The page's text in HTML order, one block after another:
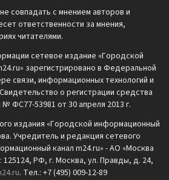
совпадать с мнением авторов и
ответственности за мнения,
читателями.
сетевое издание «Городской
зарегистрировано в Федеральной
связи, информационных технологий и
о регистрации средства
ФС77-53981 от 30 апреля 2013 г.
издания «Городской информационный
Учредитель и редакция сетевого
канал m24.ru» - АО «Москва
РФ, г. Москва, ул. Правды, д. 24,
. Тел.: +7 (495) 009-12-89